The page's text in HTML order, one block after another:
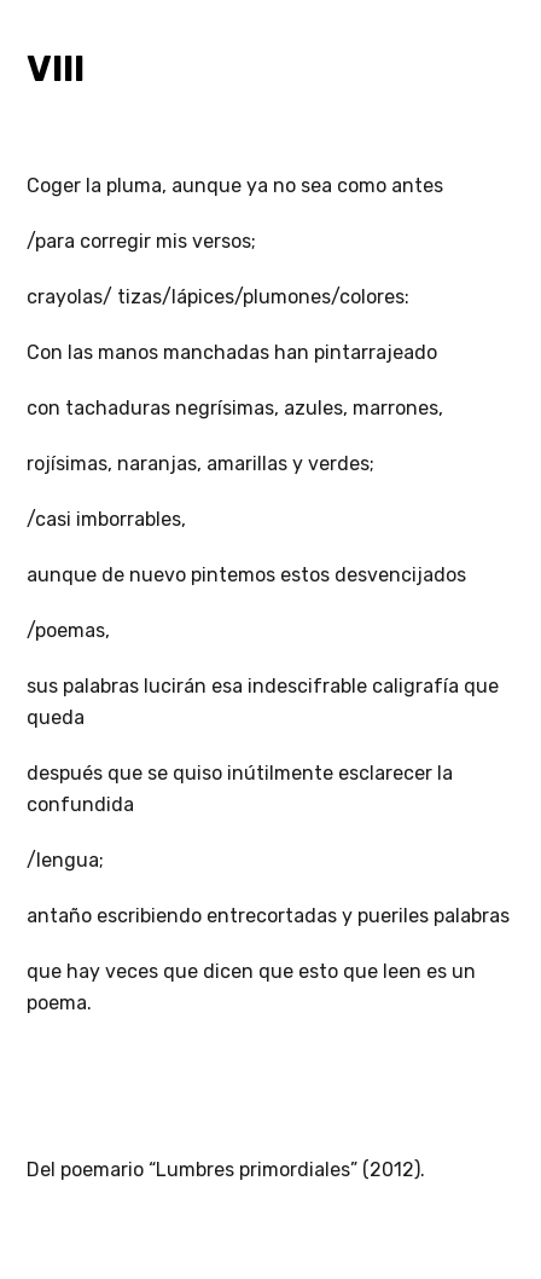
VIII
Coger la pluma, aunque ya no sea como antes
/para corregir mis versos;
crayolas/ tizas/lápices/plumones/colores:
Con las manos manchadas han pintarrajeado
con tachaduras negrísimas, azules, marrones,
rojísimas, naranjas, amarillas y verdes;
/casi imborrables,
aunque de nuevo pintemos estos desvencijados
/poemas,
sus palabras lucirán esa indescifrable caligrafía que
queda
después que se quiso inútilmente esclarecer la
confundida
/lengua;
antaño escribiendo entrecortadas y pueriles palabras
que hay veces que dicen que esto que leen es un
poema.
Del poemario “Lumbres primordiales” (2012).